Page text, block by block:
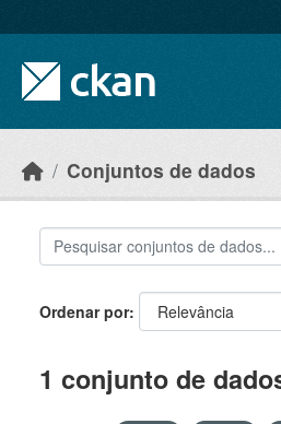
Conjuntos de dados
Ordenar por
1 conjunto de